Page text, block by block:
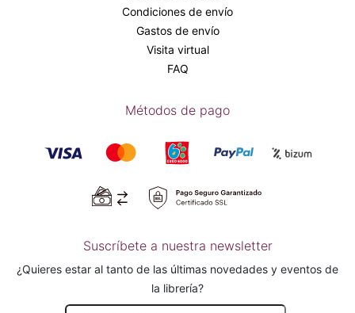
Condiciones de envío
Gastos de envío
Visita virtual
FAQ
Métodos de pago
Suscríbete a nuestra newsletter
¿Quieres estar al tanto de las últimas novedades y eventos de
la librería?